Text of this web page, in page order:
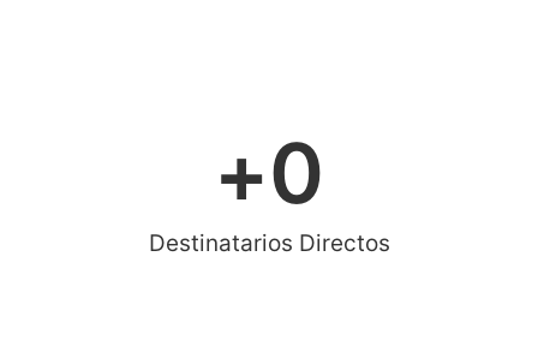
Destinatarios Directos
+0